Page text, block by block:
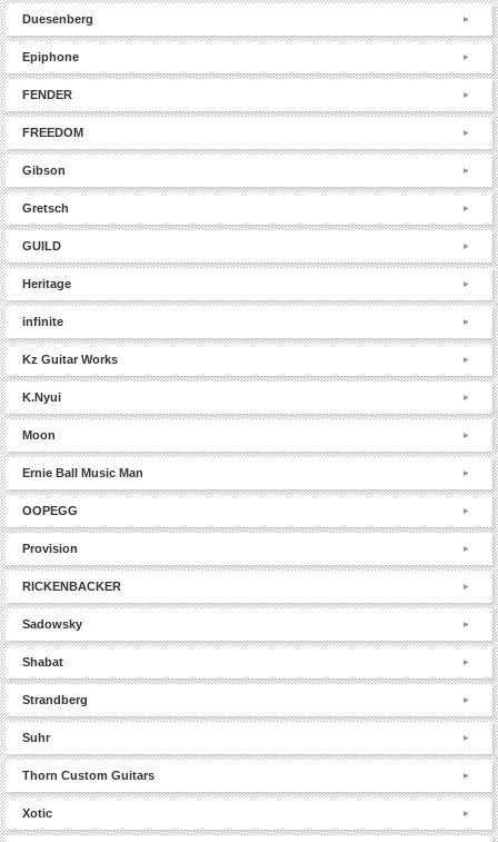
Duesenberg
Epiphone
FENDER
FREEDOM
Gibson
Gretsch
GUILD
Heritage
infinite
Kz Guitar Works
K.Nyui
Moon
Ernie Ball Music Man
OOPEGG
Provision
RICKENBACKER
Sadowsky
Shabat
Strandberg
Suhr
Thorn Custom Guitars
Xotic